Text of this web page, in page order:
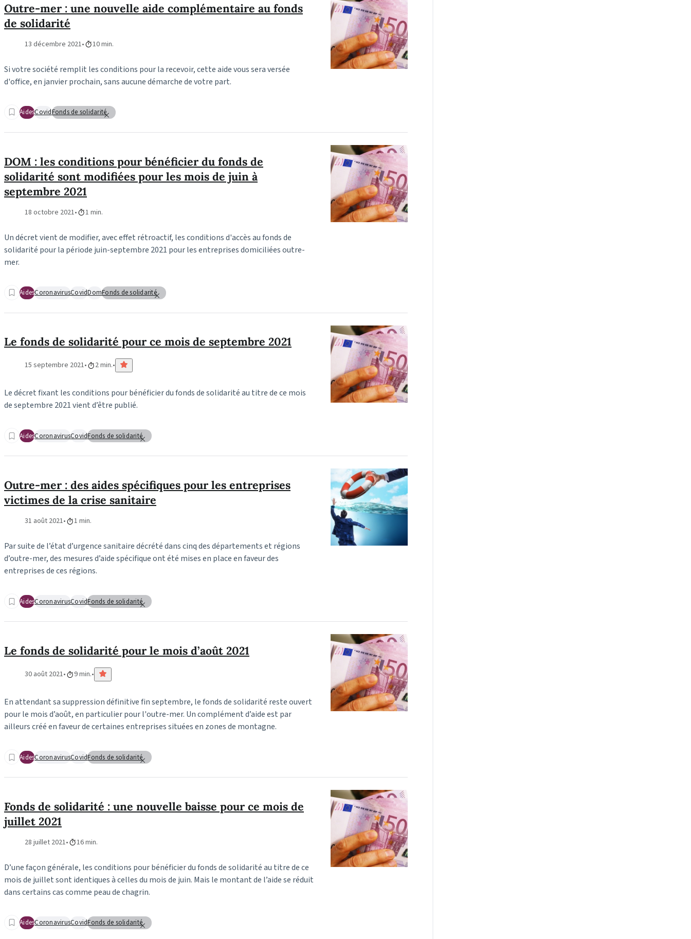
Outre-mer : une nouvelle aide complémentaire au fonds
de solidarité
13 décembre 2021 10 min.
Si votre société remplit les conditions pour la recevoir, cette aide vous sera versée
d'office, en janvier prochain, sans aucune démarche de votre part.
AidesCovidFonds de solidarité
DOM : les conditions pour bénéficier du fonds de
solidarité sont modifiées pour les mois de juin à
septembre 2021
18 octobre 2021 1 min.
Un décret vient de modifier, avec effet rétroactif, les conditions d'accès au fonds de
solidarité pour la période juin-septembre 2021 pour les entreprises domiciliées outre-
mer.
AidesCoronavirusCovidDomFonds de solidarité
Le fonds de solidarité pour ce mois de septembre 2021
15 septembre 2021 2 min.
Le décret fixant les conditions pour bénéficier du fonds de solidarité au titre de ce mois
de septembre 2021 vient d’être publié.
AidesCoronavirusCovidFonds de solidarité
Outre-mer : des aides spécifiques pour les entreprises
victimes de la crise sanitaire
31 août 2021 1 min.
Par suite de l’état d’urgence sanitaire décrété dans cinq des départements et régions
d’outre-mer, des mesures d’aide spécifique ont été mises en place en faveur des
entreprises de ces régions.
AidesCoronavirusCovidFonds de solidarité
Le fonds de solidarité pour le mois d’août 2021
30 août 2021 9 min.
En attendant sa suppression définitive fin septembre, le fonds de solidarité reste ouvert
pour le mois d’août, en particulier pour l'outre-mer. Un complément d’aide est par
ailleurs créé en faveur de certaines entreprises situées en zones de montagne.
AidesCoronavirusCovidFonds de solidarité
Fonds de solidarité : une nouvelle baisse pour ce mois de
juillet 2021
28 juillet 2021 16 min.
D’une façon générale, les conditions pour bénéficier du fonds de solidarité au titre de ce
mois de juillet sont identiques à celles du mois de juin. Mais le montant de l’aide se réduit
dans certains cas comme peau de chagrin.
AidesCoronavirusCovidFonds de solidarité